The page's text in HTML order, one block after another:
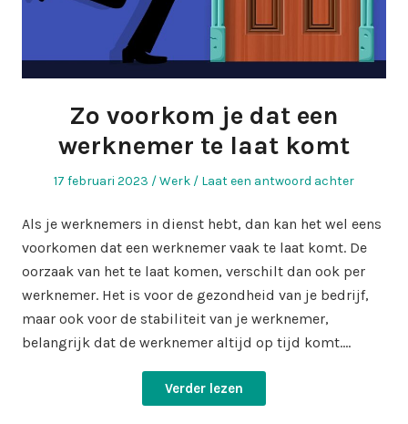
Zo voorkom je dat een
werknemer te laat komt
Geplaatst
17 februari 2023
Geplaatst
Werk Laat een antwoord achter
Als je werknemers in dienst hebt, dan kan het wel eens
voorkomen dat een werknemer vaak te laat komt. De
oorzaak van het te laat komen, verschilt dan ook per
werknemer. Het is voor de gezondheid van je bedrijf,
maar ook voor de stabiliteit van je werknemer,
belangrijk dat de werknemer altijd op tijd komt.…
Verder lezen